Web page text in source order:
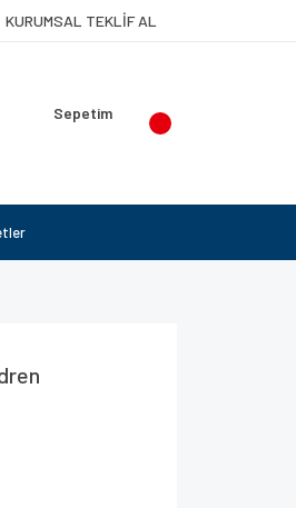
KURUMSAL TEKLİF AL
Sepetim